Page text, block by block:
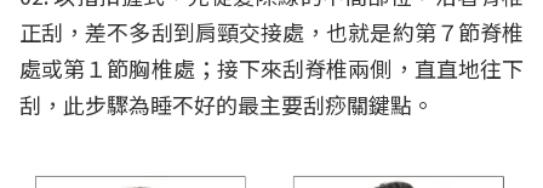
正刮，差不多刮到肩頸交接處，也就是約第７節脊椎
處或第１節胸椎處；接下來刮脊椎兩側，直直地往下
刮，此步驟為睡不好的最主要刮痧關鍵點。